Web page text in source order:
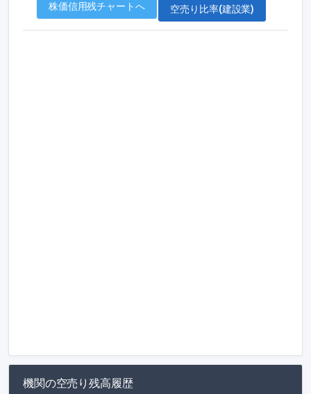
株価信用残チャートへ 空売り比率(建設業)
機関の空売り残高履歴